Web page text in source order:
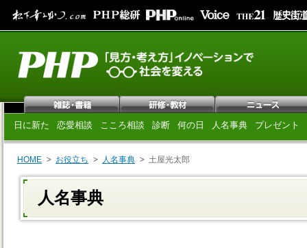
日に新た 恋愛相談 こころ相談 診断 何の日 人名事典 プレゼント
HOME お役立ち 人名事典 土屋光太郎
人名事典